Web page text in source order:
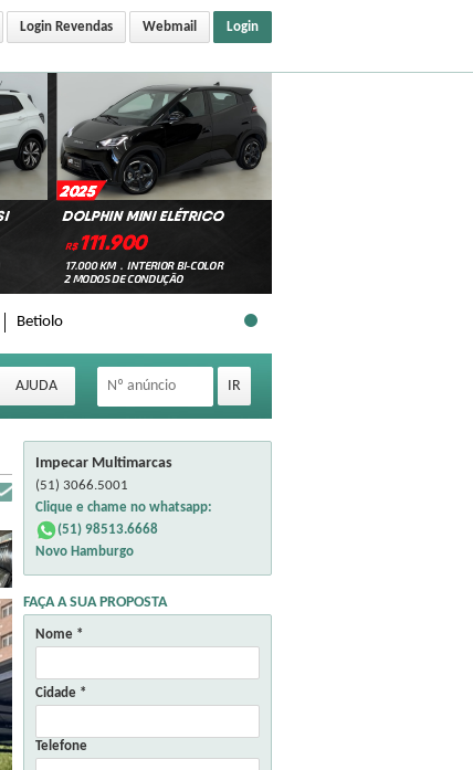
Login
Login Revendas Webmail
Betiolo
Impecar Multimarcas
(51) 3066.5001
Clique e chame no whatsapp:
(51) 98513.6668
Novo Hamburgo
FAÇA A SUA PROPOSTA
Nome *
Cidade *
Telefone